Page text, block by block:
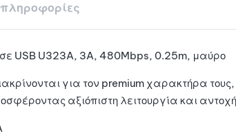
USB U323A, 3A, 480Mbps, 0.25m, μαύρο
για τον premium χαρακτήρα
αξιόπιστη λειτουργία και